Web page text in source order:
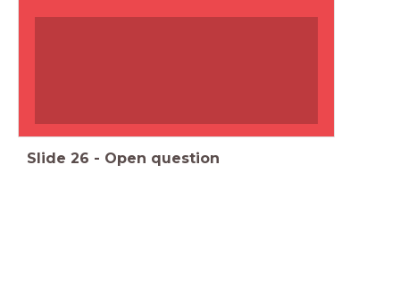
Slide 26 - Open question